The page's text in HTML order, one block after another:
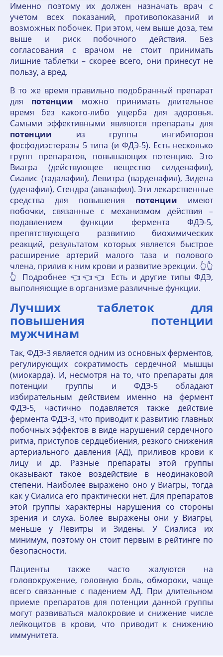
Именно поэтому их должен назначать врач с
учетом всех показаний, противопоказаний и
возможных побочек. При этом, чем выше доза, тем
выше и риск побочного действия. Без
согласования с врачом не стоит принимать
лишние таблетки – скорее всего, они принесут не
пользу, а вред.
В то же время правильно подобранный препарат
для потенции можно принимать длительное
время без какого-либо ущерба для здоровья.
Самыми эффективными являются препараты для
потенции из группы ингибиторов
фосфодиэстеразы 5 типа (и ФДЭ-5). Есть несколько
групп препаратов, повышающих потенцию. Это
Виагра (действующее вещество силденафил),
Сиалис (тадалафил), Левитра (варденафил), Зидена
(уденафил), Стендра (аванафил). Эти лекарственные
средства для повышения потенции имеют
побочки, связанные с механизмом действия –
подавлением функции фермента ФДЭ-5,
препятствующего развитию биохимических
реакций, результатом которых является быстрое
расширение артерий малого таза и полового
члена, прилив к ним крови и развитие эрекции. 👆👆
👆 Подробнее 👈👈👈 Есть и другие типы ФДЭ,
выполняющие в организме различные функции.
Лучших таблеток для
повышения потенции
мужчинам
Так, ФДЭ-3 является одним из основных ферментов,
регулирующих сократимость сердечной мышцы
(миокарда). И, несмотря на то, что препараты для
потенции группы и ФДЭ-5 обладают
избирательным действием именно на фермент
ФДЭ-5, частично подавляется также действие
фермента ФДЭ-3, что приводит к развитию главных
побочных эффектов в виде нарушений сердечного
ритма, приступов сердцебиения, резкого снижения
артериального давления (АД), приливов крови к
лицу и др. Разные препараты этой группы
оказывают такое воздействие в неодинаковой
степени. Наиболее выражено оно у Виагры, тогда
как у Сиалиса его практически нет. Для препаратов
этой группы характерны нарушения со стороны
зрения и слуха. Более выражены они у Виагры,
меньше у Левитры и Зидены. У Сиалиса их
минимум, поэтому он стоит первым в рейтинге по
безопасности.
Пациенты также часто жалуются на
головокружение, головную боль, обмороки, чаще
всего связанные с падением АД. При длительном
приеме препаратов для потенции данной группы
могут развиваться малокровие и снижение числе
лейкоцитов в крови, что приводит к снижению
иммунитета.